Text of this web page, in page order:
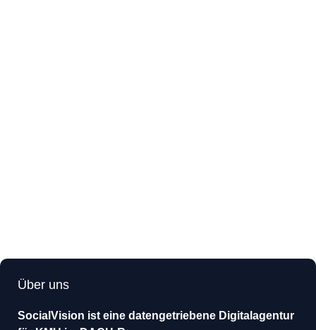
Über uns
SocialVision ist eine datengetriebene Digitalagentur